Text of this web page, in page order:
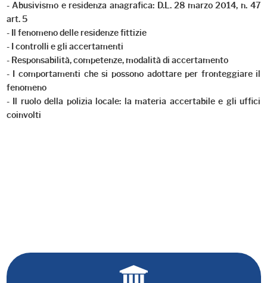
- Abusivismo e residenza anagrafica: D.L. 28 marzo 2014, n. 47
art. 5
- Il fenomeno delle residenze fittizie
- I controlli e gli accertamenti
- Responsabilità, competenze, modalità di accertamento
- I comportamenti che si possono adottare per fronteggiare il
fenomeno
- Il ruolo della polizia locale: la materia accertabile e gli uffici
coinvolti